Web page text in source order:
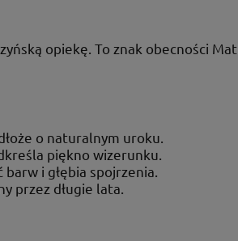
opiekę. To znak obecności
o naturalnym uroku.
piękno wizerunku.
barw i głębia spojrzenia.
przez długie lata.